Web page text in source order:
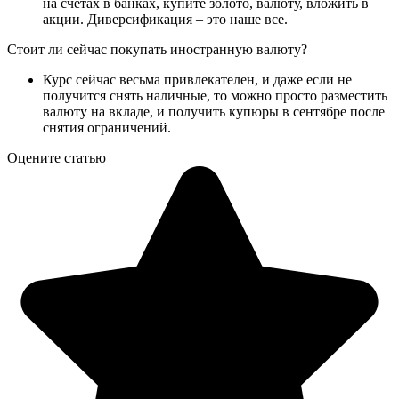
акции. Диверсификация – это наше все.
Стоит ли сейчас покупать иностранную валюту?
Курс сейчас весьма привлекателен, и даже если не
получится снять наличные, то можно просто разместить
валюту на вкладе, и получить купюры в сентябре после
снятия ограничений.
Оцените статью